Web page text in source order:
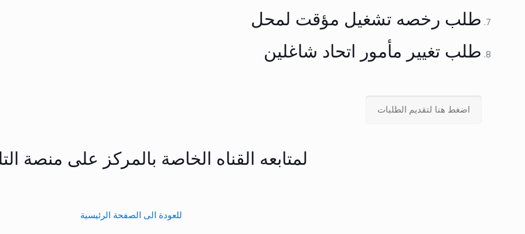
طلب رخصه تشغيل مؤقت لمحل
طلب تغيير مأمور اتحاد شاغلين
اضغط هنا لتقديم الطلبات
لمتابعه القناه الخاصة بالمركز على منصة
للعودة الى الصفحة الرئيسية